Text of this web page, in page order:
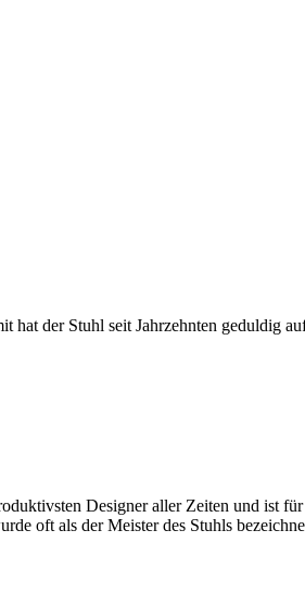
der Stuhl seit Jahrzehnten geduldig
Designer aller Zeiten und ist
oft als der Meister des Stuhls